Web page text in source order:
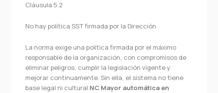
Cláusula 5.2
No hay política SST firmada por la Dirección
La norma exige una política firmada por el máximo
responsable de la organización, con compromisos de
eliminar peligros, cumplir la legislación vigente y
mejorar continuamente. Sin ella, el sistema no tiene
base legal ni cultural.NC Mayor automática en